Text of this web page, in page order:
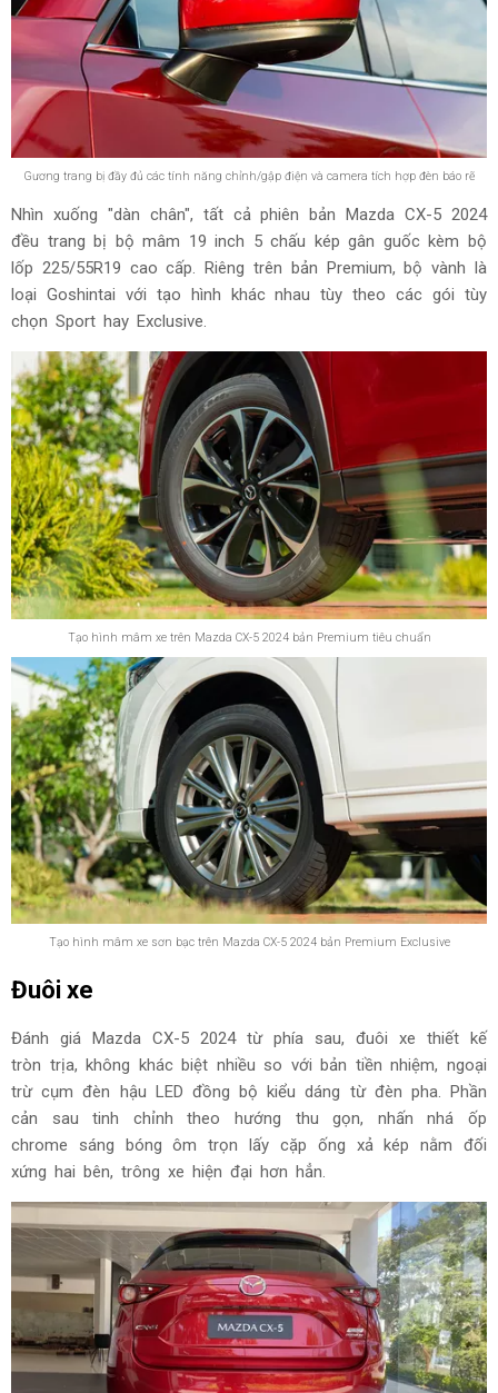
Gương trang bị đầy đủ các tính năng chỉnh/gập điện và camera tích hợp đèn báo rẽ
Nhìn xuống "dàn chân", tất cả phiên bản Mazda CX-5 2024
đều trang bị bộ mâm 19 inch 5 chấu kép gân guốc kèm bộ
lốp 225/55R19 cao cấp. Riêng trên bản Premium, bộ vành là
loại Goshintai với tạo hình khác nhau tùy theo các gói tùy
chọn Sport hay Exclusive.
Tạo hình mâm xe trên Mazda CX-5 2024 bản Premium tiêu chuẩn
Tạo hình mâm xe sơn bạc trên Mazda CX-5 2024 bản Premium Exclusive
Đuôi xe
Đánh giá Mazda CX-5 2024 từ phía sau, đuôi xe thiết kế
tròn trịa, không khác biệt nhiều so với bản tiền nhiệm, ngoại
trừ cụm đèn hậu LED đồng bộ kiểu dáng từ đèn pha. Phần
cản sau tinh chỉnh theo hướng thu gọn, nhấn nhá ốp
chrome sáng bóng ôm trọn lấy cặp ống xả kép nằm đối
xứng hai bên, trông xe hiện đại hơn hẳn.